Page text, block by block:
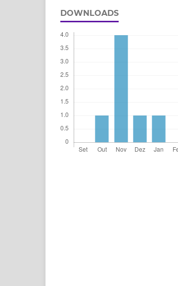
DOWNLOADS